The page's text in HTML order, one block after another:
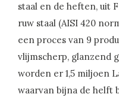
staal en de heften, uit
ruw staal (AISI 420
een proces van 9
vlijmscherp, glanzend
worden er 1,5 miljoen
waarvan bijna de helft